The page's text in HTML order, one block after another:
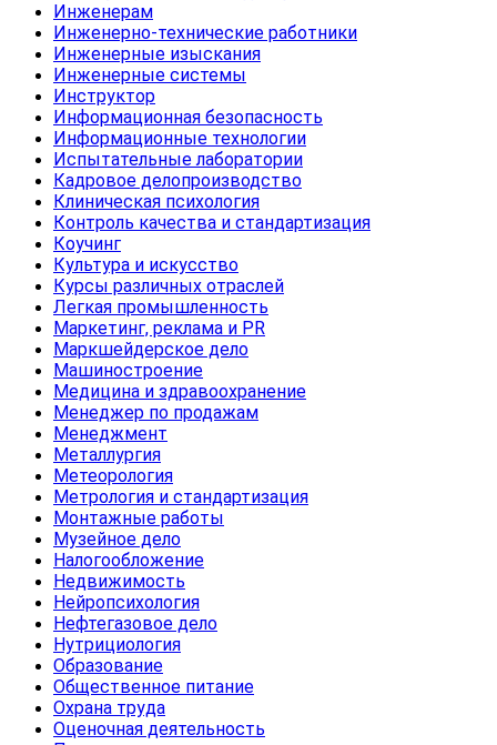
Инженерам
Инженерно-технические работники
Инженерные изыскания
Инженерные системы
Инструктор
Информационная безопасность
Информационные технологии
Испытательные лаборатории
Кадровое делопроизводство
Клиническая психология
Контроль качества и стандартизация
Коучинг
Культура и искусство
Курсы различных отраслей
Легкая промышленность
Маркетинг, реклама и PR
Маркшейдерское дело
Машиностроение
Медицина и здравоохранение
Менеджер по продажам
Менеджмент
Металлургия
Метеорология
Метрология и стандартизация
Монтажные работы
Музейное дело
Налогообложение
Недвижимость
Нейропсихология
Нефтегазовое дело
Нутрициология
Образование
Общественное питание
Охрана труда
Оценочная деятельность